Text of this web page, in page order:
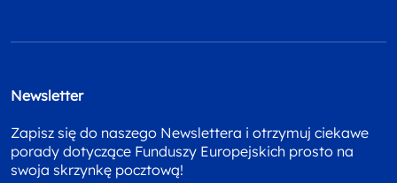
Newsletter
Zapisz się do naszego Newslettera i otrzymuj ciekawe
porady dotyczące Funduszy Europejskich prosto na
swoja skrzynkę pocztową!